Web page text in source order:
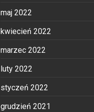
maj 2022
kwiecień 2022
marzec 2022
luty 2022
styczeń 2022
grudzień 2021